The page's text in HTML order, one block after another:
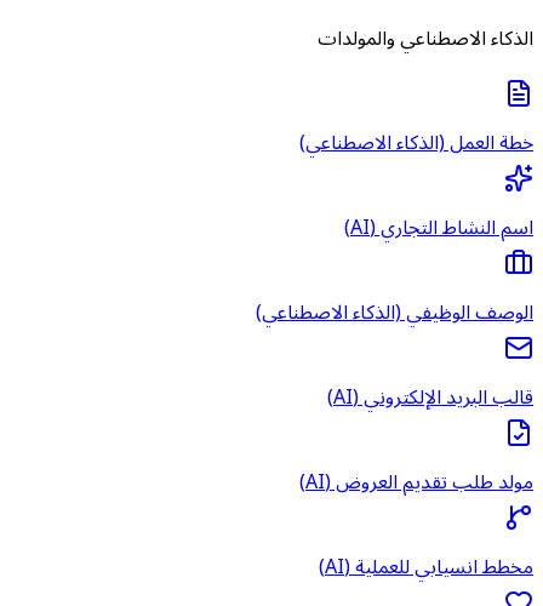
الذكاء الاصطناعي والمولدات
خطة العمل (الذكاء الاصطناعي)
اسم النشاط التجاري (AI)
الوصف الوظيفي (الذكاء الاصطناعي)
قالب البريد الإلكتروني (AI)
مولد طلب تقديم العروض (AI)
مخطط انسيابي للعملية (AI)